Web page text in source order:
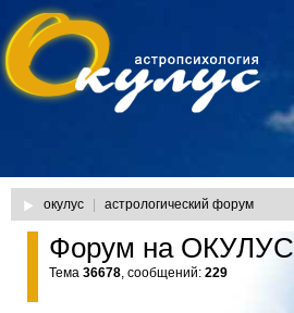
окулус астрологический форум
Форум на ОКУЛУС
Тема 36678, сообщений: 229